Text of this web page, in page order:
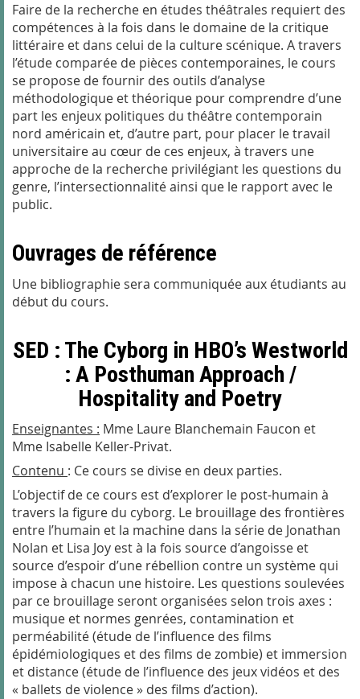
Faire de la recherche en études théâtrales requiert des
compétences à la fois dans le domaine de la critique
littéraire et dans celui de la culture scénique. A travers
l’étude comparée de pièces contemporaines, le cours
se propose de fournir des outils d’analyse
méthodologique et théorique pour comprendre d’une
part les enjeux politiques du théâtre contemporain
nord américain et, d’autre part, pour placer le travail
universitaire au cœur de ces enjeux, à travers une
approche de la recherche privilégiant les questions du
genre, l’intersectionnalité ainsi que le rapport avec le
public.
Ouvrages de référence
Une bibliographie sera communiquée aux étudiants au
début du cours.
SED : The Cyborg in HBO’s Westworld
: A Posthuman Approach /
Hospitality and Poetry
Enseignantes : Mme Laure Blanchemain Faucon et
Mme Isabelle Keller-Privat.
Contenu : Ce cours se divise en deux parties.
L’objectif de ce cours est d’explorer le post-humain à
travers la figure du cyborg. Le brouillage des frontières
entre l’humain et la machine dans la série de Jonathan
Nolan et Lisa Joy est à la fois source d’angoisse et
source d’espoir d’une rébellion contre un système qui
impose à chacun une histoire. Les questions soulevées
par ce brouillage seront organisées selon trois axes :
musique et normes genrées, contamination et
perméabilité (étude de l’influence des films
épidémiologiques et des films de zombie) et immersion
et distance (étude de l’influence des jeux vidéos et des
« ballets de violence » des films d’action).